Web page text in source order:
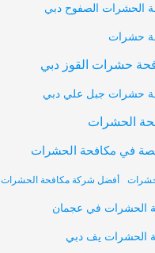
الحشرات الصفوح دبي
حشرات
حشرات القوز دبي
حشرات جبل علي دبي
الحشرات
في مكافحة الحشرات
أفضل شركة مكافحة
الحشرات في عجمان
الحشرات يف دبي